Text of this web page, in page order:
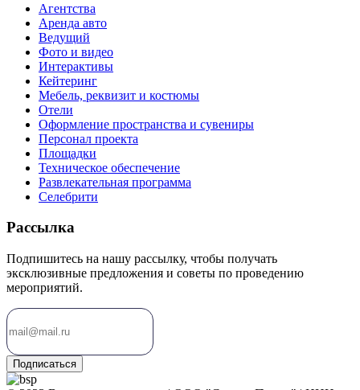
Агентства
Аренда авто
Ведущий
Фото и видео
Интерактивы
Кейтеринг
Мебель, реквизит и костюмы
Отели
Оформление пространства и сувениры
Персонал проекта
Площадки
Техническое обеспечение
Развлекательная программа
Селебрити
Рассылка
Подпишитесь на нашу рассылку, чтобы получать
эксклюзивные предложения и советы по проведению
мероприятий.
Подписаться